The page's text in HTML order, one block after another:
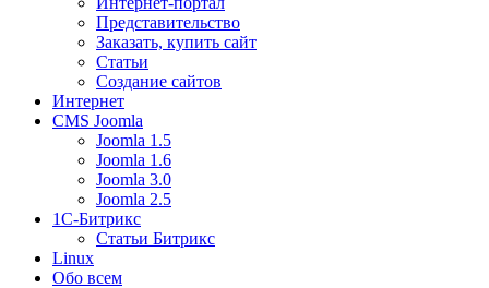
Представительство
Заказать, купить сайт
Статьи
Создание сайтов
Интернет
CMS Joomla
Joomla 1.5
Joomla 1.6
Joomla 3.0
Joomla 2.5
1С-Битрикс
Статьи Битрикс
Linux
Обо всем